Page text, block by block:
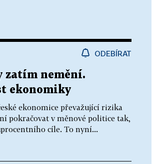
ODEBÍRAT
zatím nemění.
ekonomiky
ekonomice převažující rizika
pokračovat v měnové politice tak,
cíle. To nyní...